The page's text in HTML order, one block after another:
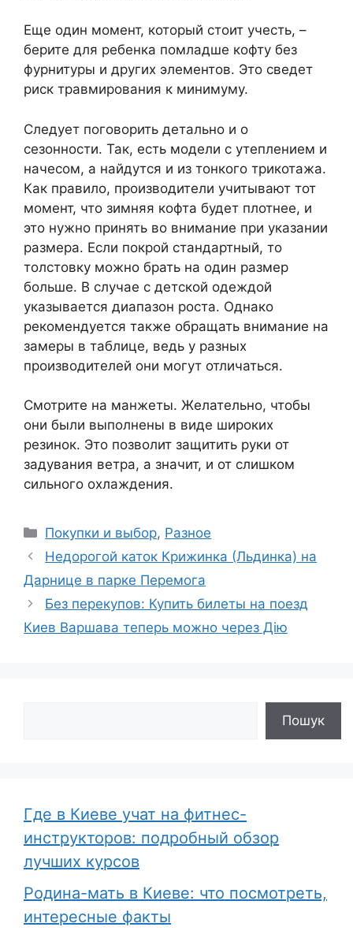
Еще один момент, который стоит учесть, –
берите для ребенка помладше кофту без
фурнитуры и других элементов. Это сведет
риск травмирования к минимуму.
Следует поговорить детально и о
сезонности. Так, есть модели с утеплением и
начесом, а найдутся и из тонкого трикотажа.
Как правило, производители учитывают тот
момент, что зимняя кофта будет плотнее, и
это нужно принять во внимание при указании
размера. Если покрой стандартный, то
толстовку можно брать на один размер
больше. В случае с детской одеждой
указывается диапазон роста. Однако
рекомендуется также обращать внимание на
замеры в таблице, ведь у разных
производителей они могут отличаться.
Смотрите на манжеты. Желательно, чтобы
они были выполнены в виде широких
резинок. Это позволит защитить руки от
задувания ветра, а значит, и от слишком
сильного охлаждения.
Рубрики
Покупки и выбор, Разное
Недорогой каток Крижинка (Льдинка) на
Дарнице в парке Перемога
Без перекупов: Купить билеты на поезд
Киев Варшава теперь можно через Дію
Пошук
Где в Киеве учат на фитнес-
инструкторов: подробный обзор
лучших курсов
Родина-мать в Киеве: что посмотреть,
интересные факты